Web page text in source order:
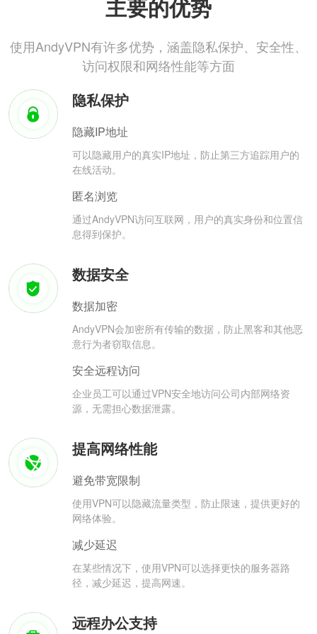
主要的优势
使用AndyVPN有许多优势，涵盖隐私保护、安全性、
访问权限和网络性能等方面
隐私保护
隐藏IP地址
可以隐藏用户的真实IP地址，防止第三方追踪用户的
在线活动。
匿名浏览
通过AndyVPN访问互联网，用户的真实身份和位置信
息得到保护。
数据安全
数据加密
AndyVPN会加密所有传输的数据，防止黑客和其他恶
意行为者窃取信息。
安全远程访问
企业员工可以通过VPN安全地访问公司内部网络资
源，无需担心数据泄露。
提高网络性能
避免带宽限制
使用VPN可以隐藏流量类型，防止限速，提供更好的
网络体验。
减少延迟
在某些情况下，使用VPN可以选择更快的服务器路
径，减少延迟，提高网速。
远程办公支持